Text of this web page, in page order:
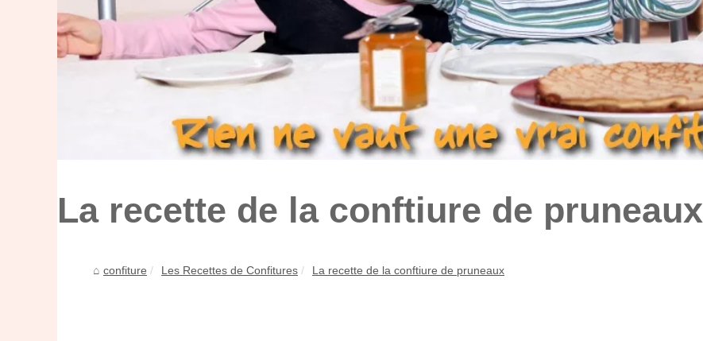
La recette de la conftiure de pruneaux
confiture Les Recettes de Confitures La recette de la conftiure de pruneaux